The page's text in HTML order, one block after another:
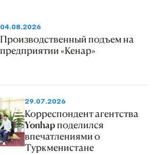
04.08.2026
Производственный подъем на
предприятии «Кенар»
29.07.2026
Корреспондент агентства
Yonhap поделился
впечатлениями о
Туркменистане